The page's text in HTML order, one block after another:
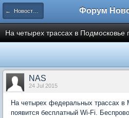
← Новости рынка недвижимости
На четырех трассах в Подмосковье
NAS
24 Jul 2015
На четырех федеральных трассах в
появится бесплатный Wi-Fi.